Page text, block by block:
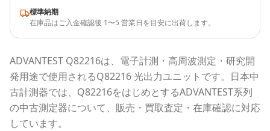
標準納期
在庫品はご入金確認後 1〜5 営業日を目安に出荷します。
ADVANTEST Q82216は、電子計測・高周波測定・研究開
発用途で使用されるQ82216 光出力ユニット です。 日本中
古計測器では、 Q82216をはじめとするADVANTEST系列
の中古測定器について、販売・買取査定・在庫確認に対応
しています。